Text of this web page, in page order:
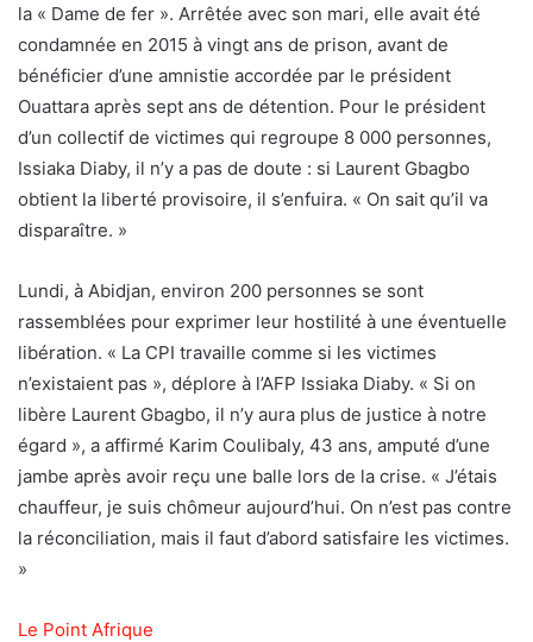
la « Dame de fer ». Arrêtée avec son mari, elle avait été
condamnée en 2015 à vingt ans de prison, avant de
bénéficier d’une amnistie accordée par le président
Ouattara après sept ans de détention. Pour le président
d’un collectif de victimes qui regroupe 8 000 personnes,
Issiaka Diaby, il n’y a pas de doute : si Laurent Gbagbo
obtient la liberté provisoire, il s’enfuira. « On sait qu’il va
disparaître. »
Lundi, à Abidjan, environ 200 personnes se sont
rassemblées pour exprimer leur hostilité à une éventuelle
libération. « La CPI travaille comme si les victimes
n’existaient pas », déplore à l’AFP Issiaka Diaby. « Si on
libère Laurent Gbagbo, il n’y aura plus de justice à notre
égard », a affirmé Karim Coulibaly, 43 ans, amputé d’une
jambe après avoir reçu une balle lors de la crise. « J’étais
chauffeur, je suis chômeur aujourd’hui. On n’est pas contre
la réconciliation, mais il faut d’abord satisfaire les victimes.
»
Le Point Afrique